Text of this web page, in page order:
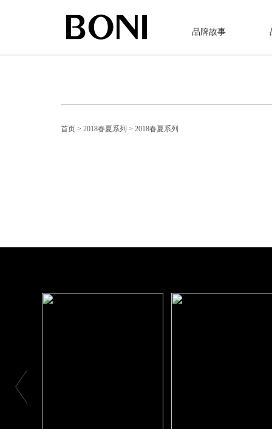
品牌故事
首页 > 2018春夏系列 > 2018春夏系列